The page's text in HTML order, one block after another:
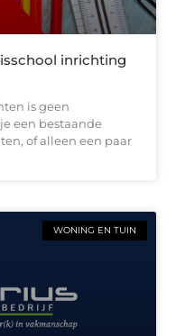
inrichting
is geen
een bestaande
of alleen een paar
WONING EN TUIN